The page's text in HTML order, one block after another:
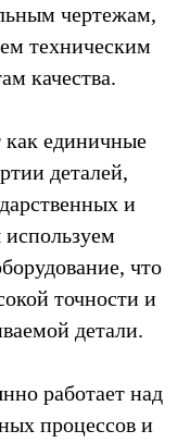
чертежам,
техническим
качества.
как единичные
деталей,
и
что
точности и
детали.
работает над
процессов и